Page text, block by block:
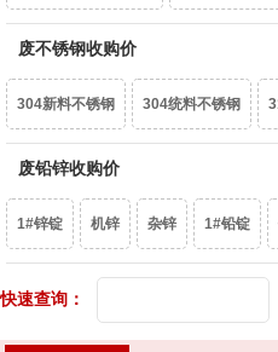
SJ变压器 S9-50以下
废锡（63%） 机械镁
轿车（1.2吨-1.6吨铝圈）
面包车(铝圈) 皮卡车(铁圈) 皮卡
柴油皮卡车（铝圈）
货车(8吨以上)(集装箱、自卸车减50元/吨)
新能源轿车（铝圈）
废不锈钢收购价
304新料不锈钢 304统料不锈钢
含镍20%不锈钢
废铅锌收购价
1#锌锭 机锌 杂锌 1#铅锭
头灯
快速查询：